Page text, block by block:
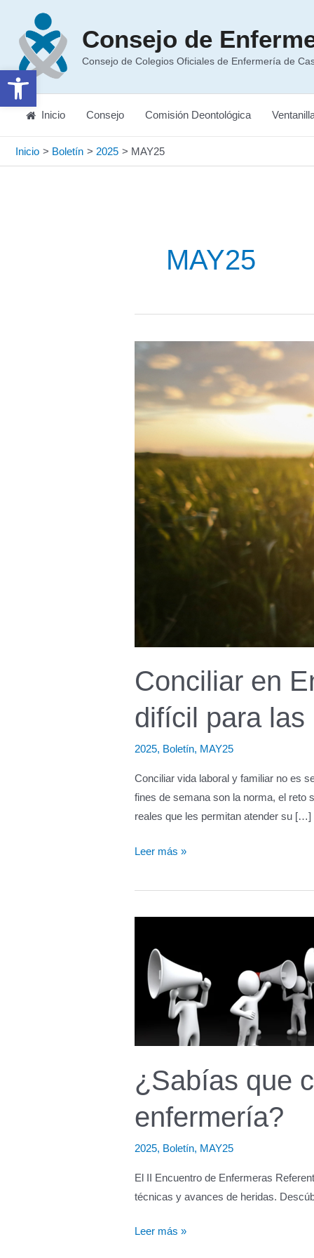
Abrir barra de herramientas
contenido
Consejo de
Consejo de Colegios Oficiales de Enfermería de
Inicio Consejo Comisión Deontológica
Inicio Boletín 2025 MAY25
MAY25
Conciliar en
difícil para las
2025, Boletín, MAY25
Conciliar vida laboral y familiar no es
fines de semana son la norma, el reto
reales que les permitan atender su […]
Conciliar
Enfermería,
vez
más
difícil
Leer más »
¿Sabías que
enfermería?
2025, Boletín, MAY25
El II Encuentro de Enfermeras
técnicas y avances de heridas.
¿Sabías
Leer más »